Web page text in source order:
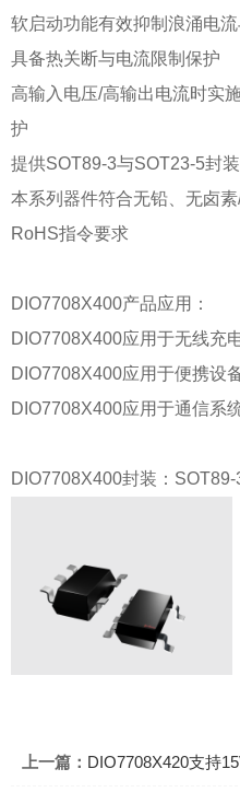
软启动功能有效抑制浪涌电
具备热关断与电流限制保护
高输入电压/高输出电流时
护
提供SOT89-3与SOT23-5封装
本系列器件符合无铅、无卤
RoHS指令要求
DIO7708X400产品应用：
DIO7708X400应用于无线充
DIO7708X400应用于便携设
DIO7708X400应用于通信系
DIO7708X400封装：
上一篇： DIO7708X420支持